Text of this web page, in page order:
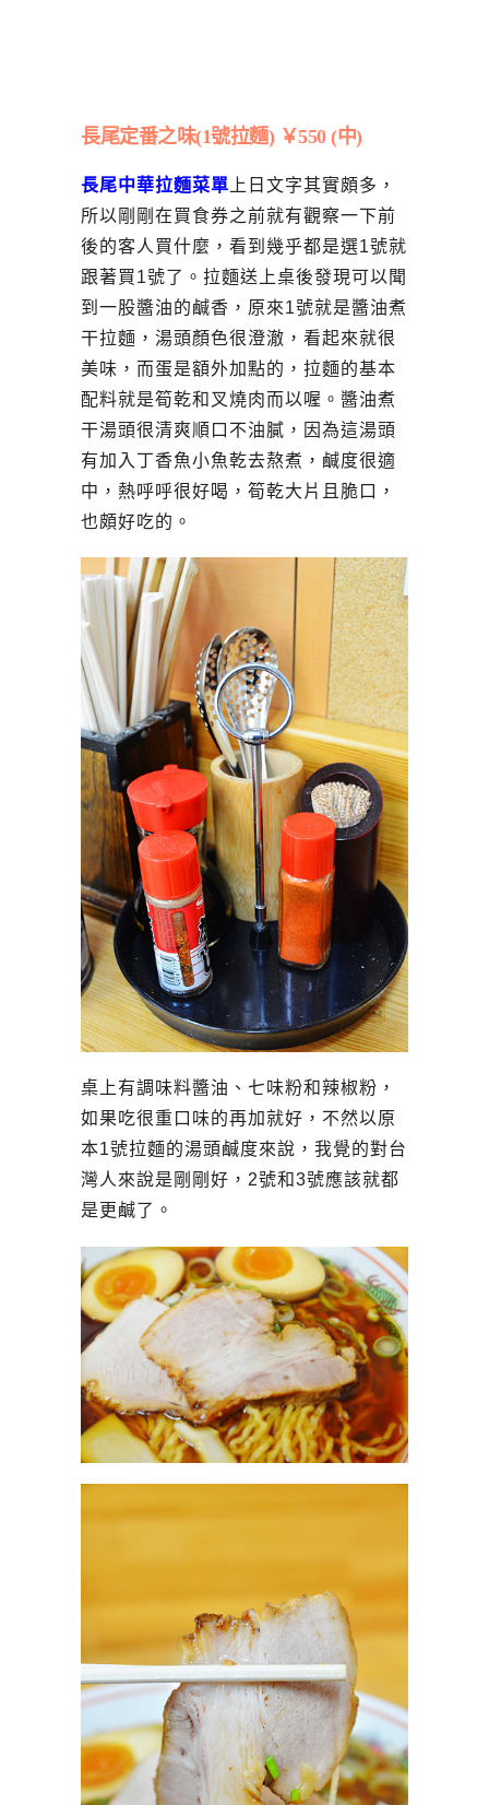
長尾定番之味(1號拉麵) ￥550 (中)
長尾中華拉麵菜單 上日文字其實頗多，
所以剛剛在買食券之前就有觀察一下前
後的客人買什麼，看到幾乎都是選1號就
跟著買1號了。拉麵送上桌後發現可以聞
到一股醬油的鹹香，原來1號就是醬油煮
干拉麵，湯頭顏色很澄澈，看起來就很
美味，而蛋是額外加點的，拉麵的基本
配料就是筍乾和叉燒肉而以喔。醬油煮
干湯頭很清爽順口不油膩，因為這湯頭
有加入丁香魚小魚乾去熬煮，鹹度很適
中，熱呼呼很好喝，筍乾大片且脆口，
也頗好吃的。
桌上有調味料醬油、七味粉和辣椒粉，
如果吃很重口味的再加就好，不然以原
本1號拉麵的湯頭鹹度來說，我覺的對台
灣人來說是剛剛好，2號和3號應該就都
是更鹹了。